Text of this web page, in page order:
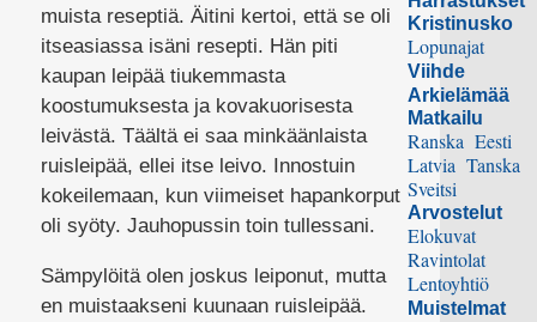
muista reseptiä. Äitini kertoi, että se oli
itseasiassa isäni resepti. Hän piti
kaupan leipää tiukemmasta
koostumuksesta ja kovakuorisesta
leivästä. Täältä ei saa minkäänlaista
ruisleipää, ellei itse leivo. Innostuin
kokeilemaan, kun viimeiset hapankorput
oli syöty. Jauhopussin toin tullessani.
Sämpylöitä olen joskus leiponut, mutta
en muistaakseni kuunaan ruisleipää.
Kristinusko
Lopunajat
Viihde
Arkielämää
Matkailu
Ranska Eesti
Latvia Tanska
Sveitsi
Arvostelut
Elokuvat
Ravintolat
Lentoyhtiö
Muistelmat